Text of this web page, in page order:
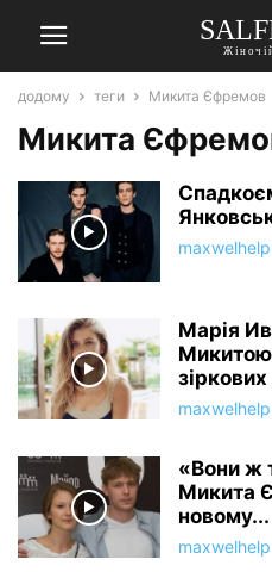
додому теги Микита Єфремов
Микита
maxwelhelp
Марія
Микитою
зіркових
maxwelhelp
«Вони ж
Микита
новому...
maxwelhelp